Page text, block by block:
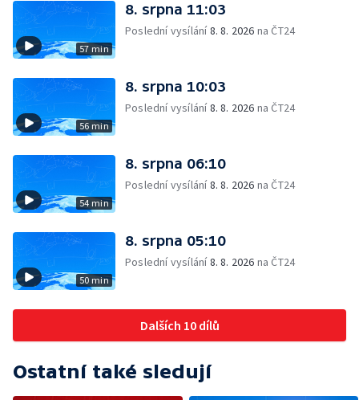
57 min
8. srpna 11:03
Poslední vysílání8. 8. 2026 na ČT24
56 min
8. srpna 10:03
Poslední vysílání8. 8. 2026 na ČT24
54 min
8. srpna 06:10
Poslední vysílání8. 8. 2026 na ČT24
50 min
8. srpna 05:10
Poslední vysílání8. 8. 2026 na ČT24
Dalších 10 dílů
Ostatní také sledují